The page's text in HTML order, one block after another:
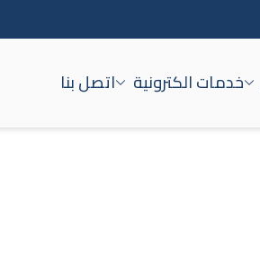
خدمات الكترونية اتصل بنا